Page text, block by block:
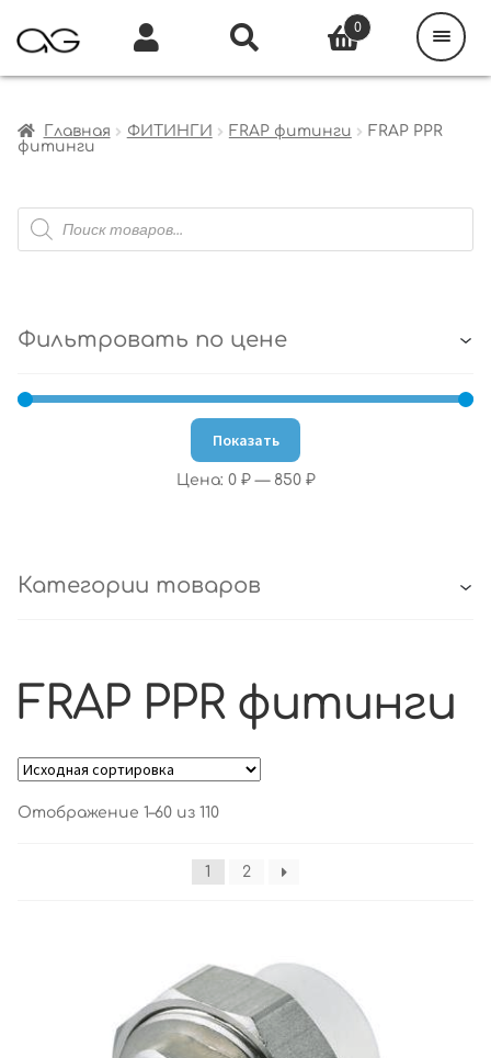
Главная ФИТИНГИ FRAP фитинги
FRAP PPR
фитинги
Поиск
товаров
Фильтровать по цене
Показать
Цена: 0 ₽— 850 ₽
Категории товаров
FRAP PPR фитинги
Отображение 1–60 из 110
1 2
0